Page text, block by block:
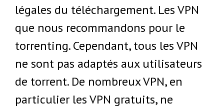
légales du téléchargement. Les VPN
que nous recommandons pour le
torrenting. Cependant, tous les VPN
ne sont pas adaptés aux utilisateurs
de torrent. De nombreux VPN, en
particulier les VPN gratuits, ne